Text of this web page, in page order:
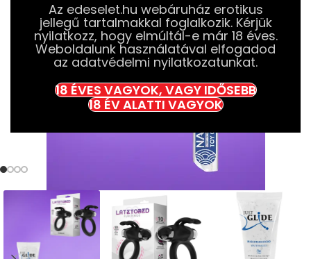
Az edeselet.hu webáruház erotikus
jellegű tartalmakkal foglalkozik. Kérjük
nyilatkozz, hogy elmúltál-e már 18 éves.
Weboldalunk használatával elfogadod
az adatvédelmi nyilatkozatunkat.
18 ÉVES VAGYOK, VAGY IDŐSEBB
18 ÉV ALATTI VAGYOK